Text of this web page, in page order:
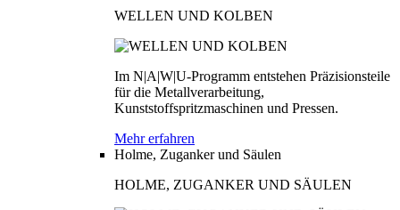
WELLEN UND KOLBEN
Im N|A|W|U-Programm entstehen Präzisionsteile
für die Metallverarbeitung,
Kunststoffspritzmaschinen und Pressen.
Mehr erfahren
Holme, Zuganker und Säulen
HOLME, ZUGANKER UND SÄULEN